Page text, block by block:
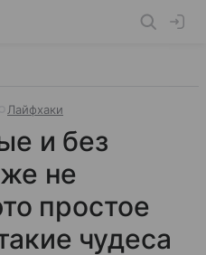
Лайфхаки
и без
не
простое
чудеса